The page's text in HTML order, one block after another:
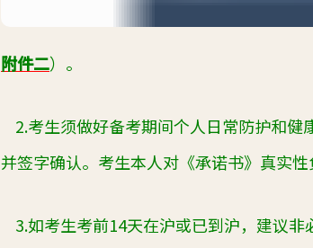
附件二）。
2.考生须做好备考期间个人日常防护和
并签字确认。考生本人对《承诺书》真实性
3.如考生考前14天在沪或已到沪，建议非